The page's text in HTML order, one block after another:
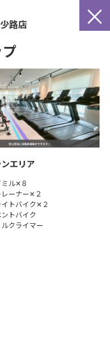
×
路店
エリア
ミル✕８
ーナー✕２
トバイク✕２
ントバイク
クライマー